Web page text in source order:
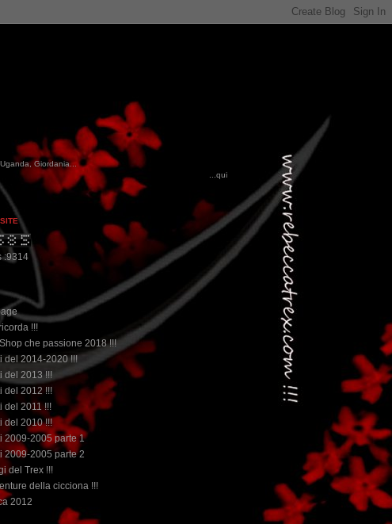
Giordania...
...qui trovate il nostro viaggio in MESSICO 2023...
clikka qui !!!
:9314
!!!
che passione 2018 !!!
del 2014-2020 !!!
del 2013 !!!
del 2012 !!!
del 2011 !!!
del 2010 !!!
2009-2005 parte 1
2009-2005 parte 2
del Trex !!!
della cicciona !!!
2012